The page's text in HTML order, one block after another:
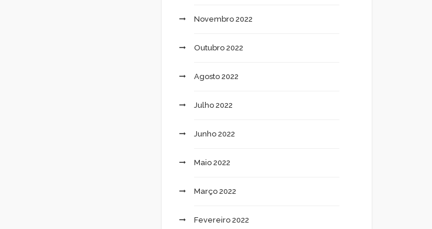
Novembro 2022
Outubro 2022
Agosto 2022
Julho 2022
Junho 2022
Maio 2022
Março 2022
Fevereiro 2022